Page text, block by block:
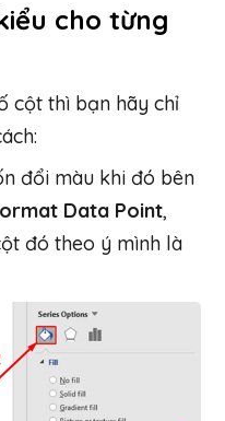
cho từng
cột thì bạn hãy chỉ
đổi màu khi đó bên
Data Point,
đó theo ý mình là